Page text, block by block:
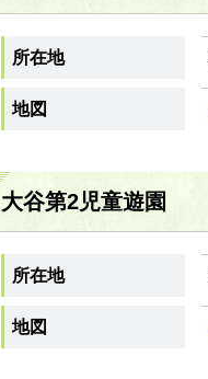
所在地
地図
大谷第2児童遊園
所在地
地図